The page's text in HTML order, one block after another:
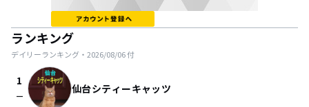
ランキング
デイリーランキング・ 2026/08/06付
1
check_indeterminate_small 仙台シティーキャッツ